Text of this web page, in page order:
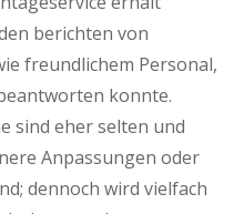
berichten von
freundlichem Personal,
konnte.
sind eher selten und
Anpassungen oder
dennoch wird vielfach